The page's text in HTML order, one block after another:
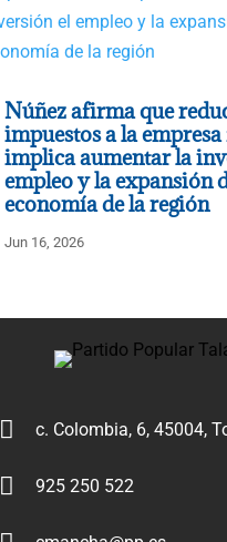
Núñez afirma que
impuestos a la
implica aumentar la
empleo y la expansión
economía de la región
Jun 16, 2026
 c. Colombia, 6, 45004,
 925 250 522